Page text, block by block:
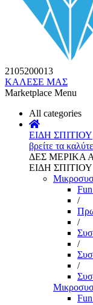
2105200013
ΚΑΛΕΣΕ ΜΑΣ
Marketplace Menu
All categories
ΕΙΔΗ ΣΠΙΤΙΟΥ
βρείτε τα
ΔΕΣ ΜΕΡΙΚΑ
ΕΙΔΗ ΣΠΙΤΙΟΥ
/
/
/
/